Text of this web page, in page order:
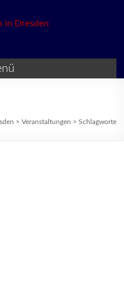
zur
> Veranstaltungen > Schlagworte